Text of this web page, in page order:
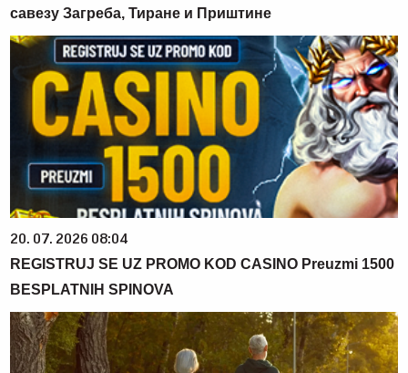
савезу Загреба, Тиране и Приштине
20. 07. 2026 08:04
REGISTRUJ SE UZ PROMO KOD CASINO Preuzmi 1500
BESPLATNIH SPINOVA